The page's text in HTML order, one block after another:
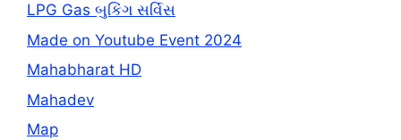
LPG Gas બુકિંગ સર્વિસ
Made on Youtube Event 2024
Mahabharat HD
Mahadev
Map